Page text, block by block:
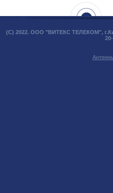
(С) 2022. ООО "ВИТЕКС ТЕЛЕКОМ",